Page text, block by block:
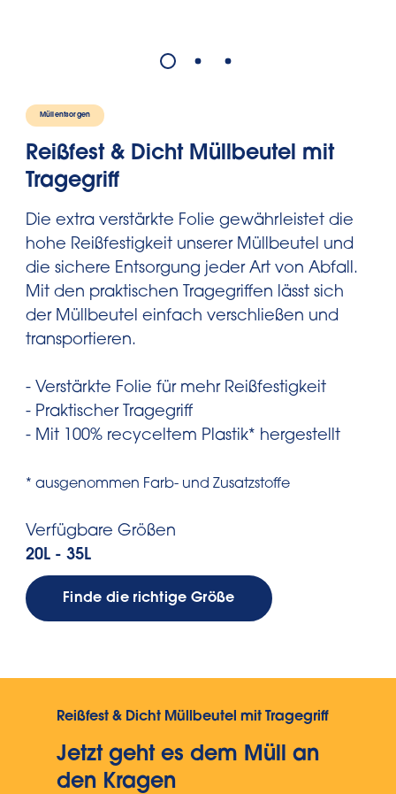
Müllentsorgen
Reißfest & Dicht Müllbeutel mit
Tragegriff
Die extra verstärkte Folie gewährleistet die
hohe Reißfestigkeit unserer Müllbeutel und
die sichere Entsorgung jeder Art von Abfall.
Mit den praktischen Tragegriffen lässt sich
der Müllbeutel einfach verschließen und
transportieren.
- Verstärkte Folie für mehr Reißfestigkeit
- Praktischer Tragegriff
- Mit 100% recyceltem Plastik* hergestellt
* ausgenommen Farb- und Zusatzstoffe
Verfügbare Größen
20L - 35L
Finde die richtige Größe
Reißfest & Dicht Müllbeutel mit Tragegriff
Jetzt geht es dem Müll an
den Kragen